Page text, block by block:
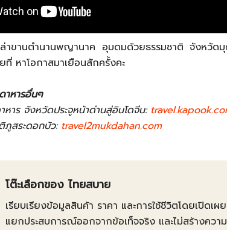
าขานตำนานพญานาค อุมดมด้วยธรรมชาติ จังหวัดมุ
หาโอกาสมาเยือนสักครั้งคะ
าหารอื่นๆ
หาร จังหวัดประจูหน้าด่านสู่อินโดจีน:
ภูสระดอกบัว: travel2mukdahan.com
โต๊ะเลือกของ ไทยสบาย
เรียบเรียงข้อมูลสินค้า ราคา และการใช้ชีวิตโดยเปิดเ
แยกประสบการณ์ออกจากข้อเท็จจริง และไม่สร้างควา